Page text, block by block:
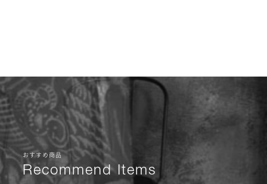
おすすめ商品
Recommend Items